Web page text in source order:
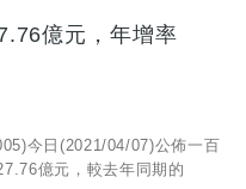
億元，年增率
今日(2021/04/07)公佈一百
億元，較去年同期的